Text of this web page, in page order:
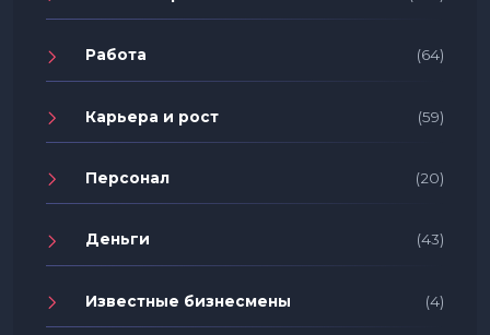
Работа (64)
Карьера и рост (59)
Персонал (20)
Деньги (43)
Известные бизнесмены (4)